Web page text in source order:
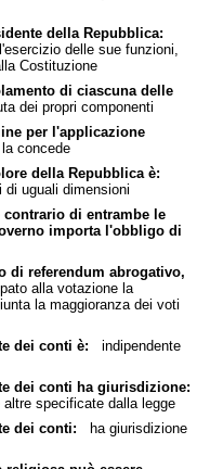
della Repubblica:
delle sue funzioni,
Costituzione
di ciascuna delle
dei propri componenti
per l'applicazione
concede
della Repubblica è:
uguali dimensioni
di entrambe le
importa l'obbligo di
di referendum abrogativo,
alla votazione la
la maggioranza dei voti
dei conti è: indipendente
dei conti ha giurisdizione:
specificate dalla legge
dei conti: ha giurisdizione